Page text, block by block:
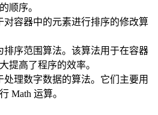
顺序。
对容器中的元素进行排序的修改算
排序范围算法。该算法用于在容器
提高了程序的效率。
理数字数据的算法。它们主要用
Math 运算。